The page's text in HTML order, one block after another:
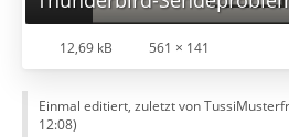
12,69 kB 561 × 141
Einmal editiert, zuletzt von
12:08)